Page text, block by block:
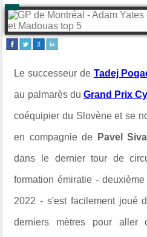
Le successeur de Tadej
au palmarès du Grand Prix
coéquipier du Slovène et se
en compagnie de Pavel
dans le dernier tour de
formation émiratie -
2022 - s'est facilement joué
derniers mètres pour aller